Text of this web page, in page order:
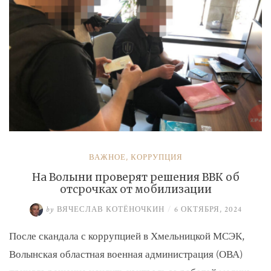
ВАЖНОЕ, КОРРУПЦИЯ
На Волыни проверят решения ВВК об
отсрочках от мобилизации
by ВЯЧЕСЛАВ КОТЁНОЧКИН / 6 ОКТЯБРЯ, 2024
После скандала с коррупцией в Хмельницкой МСЭК,
Волынская областная военная администрация (ОВА)